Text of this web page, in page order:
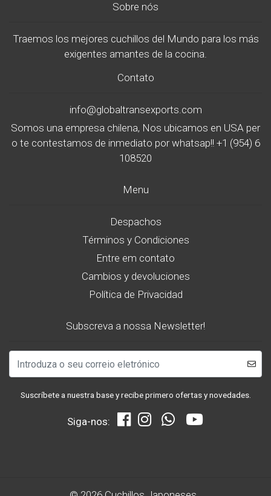
Sobre nós
Traemos los mejores cuchillos del Mundo para los más
exigentes amantes de la cocina.
Contato
info@globaltransexports.com
Somos una empresa chilena, Nos ubicamos en USA per
o te contestamos de inmediato por whatsap!! +1 (954) 6
108520
Menu
Despachos
Términos y Condiciones
Entre em contato
Cambios y devoluciones
Política de Privacidad
Subscreva a nossa Newsletter!
Suscríbete a nuestra base y recibe primero ofertas y novedades.
Siga-nos: